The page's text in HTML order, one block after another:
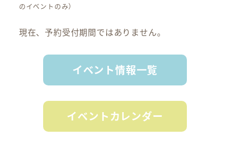
のイベントのみ）
現在、予約受付期間ではありません。
イベント情報一覧
イベントカレンダー